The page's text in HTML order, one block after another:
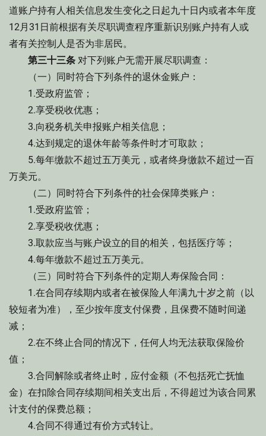
道账户持有人相关信息发生变化之日起九十日内或者本年度
12月31日前根据有关尽职调查程序重新识别账户持有人或
者有关控制人是否为非居民。
第三十三条 对下列账户无需开展尽职调查：
（一）同时符合下列条件的退休金账户：
1.受政府监管；
2.享受税收优惠；
3.向税务机关申报账户相关信息；
4.达到规定的退休年龄等条件时才可取款；
5.每年缴款不超过五万美元，或者终身缴款不超过一百
万美元。
（二）同时符合下列条件的社会保障类账户：
1.受政府监管；
2.享受税收优惠；
3.取款应当与账户设立的目的相关，包括医疗等；
4.每年缴款不超过五万美元。
（三）同时符合下列条件的定期人寿保险合同：
1.在合同存续期内或者在被保险人年满九十岁之前（以
较短者为准），至少按年度支付保费，且保费不随时间递
减；
2.在不终止合同的情况下，任何人均无法获取保险价
值；
3.合同解除或者终止时，应付金额（不包括死亡抚恤
金）在扣除合同存续期间相关支出后，不得超过为该合同累
计支付的保费总额；
4.合同不得通过有价方式转让。